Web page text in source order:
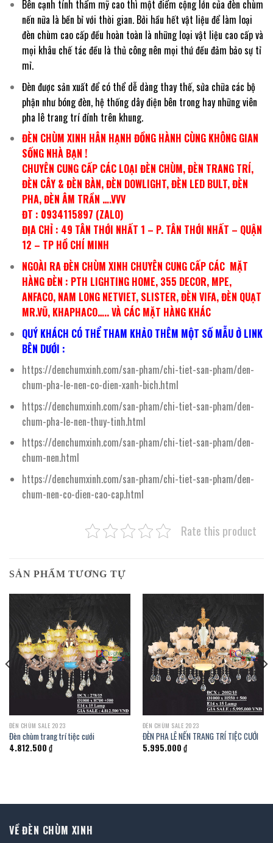
Bên cạnh tính thẩm mỹ cao thì một điểm cộng lớn của đèn chùm
nến nữa là bền bỉ với thời gian. Bởi hầu hết vật liệu để làm loại
đèn chùm cao cấp đều hoàn toàn là những loại vật liệu cao cấp và
mọi khâu chế tác đều là thủ công nên mọi thứ đều đảm bảo sự tỉ
mỉ.
Đèn được sản xuất để có thể dễ dàng thay thế, sửa chữa các bộ
phận như bóng đèn, hệ thống dây điện bên trong hay những viên
pha lê trang trí đính trên khung.
ĐÈN CHÙM XINH HÂN HẠNH ĐỒNG HÀNH CÙNG KHÔNG GIAN
SỐNG NHÀ BẠN !
CHUYÊN CUNG CẤP CÁC LOẠI ĐÈN CHÙM, ĐÈN TRANG TRÍ,
ĐÈN CÂY & ĐÈN BÀN, ĐÈN DOWLIGHT, ĐÈN LED BULT, ĐÈN
PHA, ĐÈN ÂM TRẦN ….VVV
ĐT : 0934115897 (ZALO)
ĐỊA CHỈ : 49 TÂN THỚI NHẤT 1 – P. TÂN THỚI NHẤT – QUẬN
12 – TP HỒ CHÍ MINH
NGOÀI RA ĐÈN CHÙM XINH CHUYÊN CUNG CẤP CÁC MẶT
HÀNG ĐÈN : PTH LIGHTING HOME, 355 DECOR, MPE,
ANFACO, NAM LONG NETVIET, SLISTER, ĐÈN VIFA, ĐÈN QUẠT
MR.VŨ, KHAPHACO….. VÀ CÁC MẶT HÀNG KHÁC
QUÝ KHÁCH CÓ THỂ THAM KHẢO THÊM MỘT SỐ MẪU Ở LINK
BÊN DƯỚI :
https://denchumxinh.com/san-pham/chi-tiet-san-pham/den-
chum-pha-le-nen-co-dien-xanh-bich.html
https://denchumxinh.com/san-pham/chi-tiet-san-pham/den-
chum-pha-le-nen-thuy-tinh.html
https://denchumxinh.com/san-pham/chi-tiet-san-pham/den-
chum-nen.html
https://denchumxinh.com/san-pham/chi-tiet-san-pham/den-
chum-nen-co-dien-cao-cap.html
Rate this product
SẢN PHẨM TƯƠNG TỰ
ĐÈN CHÙM SALE 2023
Đèn chùm trang trí tiệc cưới
4.812.500 ₫
ĐÈN CHÙM SALE 2023
ĐÈN PHA LÊ NẾN TRANG TRÍ TIỆC CƯỚI
5.995.000 ₫
VỀ ĐÈN CHÙM XINH